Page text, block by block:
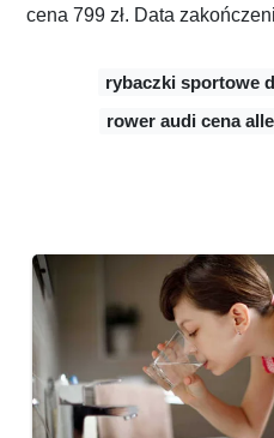
cena 799 zł. Data
rybaczki sportowe
rower audi cena